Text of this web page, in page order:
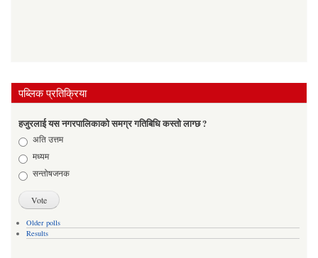
पब्लिक प्रतिक्रिया
हजुरलाई यस नगरपालिकाको समग्र गतिबिधि कस्तो लाग्छ ?
Choicesअति उत्तम
मध्यम
सन्तोषजनक
Older polls
Results